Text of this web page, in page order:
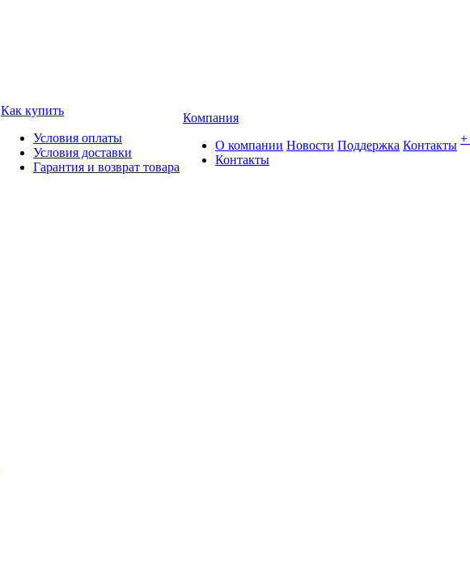
Как купить
Условия оплаты
Условия доставки
Гарантия и возврат товара
Компания
О компании
Контакты
Новости Поддержка Контакты